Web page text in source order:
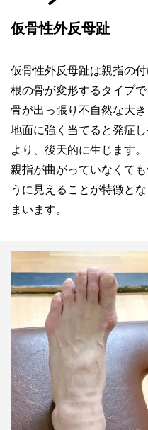
仮骨性外反母趾
仮骨性外反母趾は親指の付
根の骨が変形するタイプで
骨が出っ張り不自然な大
地面に強く当てると発症
より、後天的に生じます。
親指が曲がっていなくて
うに見えることが特徴と
まいます。